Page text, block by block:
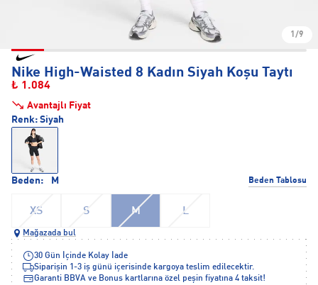
1/9
Nike High-Waisted 8 Kadın Siyah Koşu Taytı
₺ 1.084
Avantajlı Fiyat
Beden: M Beden Tablosu
XS S M L
Renk: Siyah
Mağazada bul
30 Gün İçinde Kolay İade
Siparişin 1-3 iş günü içerisinde kargoya teslim edilecektir.
Garanti BBVA ve Bonus kartlarına özel peşin fiyatına 4 taksit!